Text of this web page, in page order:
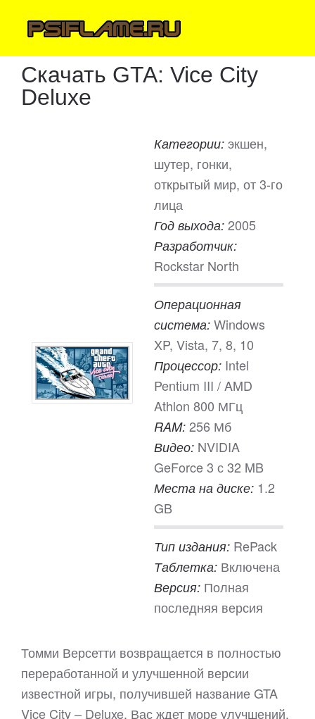
Скачать GTA: Vice City
Deluxe
Категории: экшен,
шутер, гонки,
открытый мир, от 3-го
лица
Год выхода: 2005
Разработчик:
Rockstar North
Операционная
система: Windows
XP, Vista, 7, 8, 10
Процессор: Intel
Pentium III / AMD
Athlon 800 МГц
RAM: 256 Мб
Видео: NVIDIA
GeForce 3 с 32 MB
Места на диске: 1.2
GB
Тип издания: RePack
Таблетка: Включена
Версия: Полная
последняя версия
Томми Версетти возвращается в полностью
переработанной и улучшенной версии
известной игры, получившей название GTA
Vice City – Deluxe. Вас ждет море улучшений,